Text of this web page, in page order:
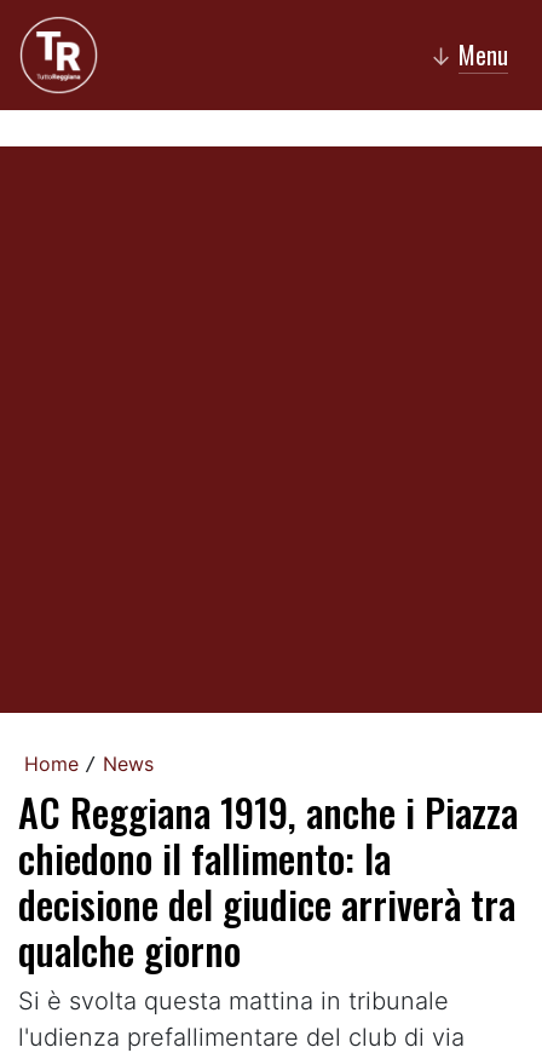
↓ Menu
Home / News
AC Reggiana 1919, anche i Piazza
chiedono il fallimento: la
decisione del giudice arriverà tra
qualche giorno
Si è svolta questa mattina in tribunale
l'udienza prefallimentare del club di via